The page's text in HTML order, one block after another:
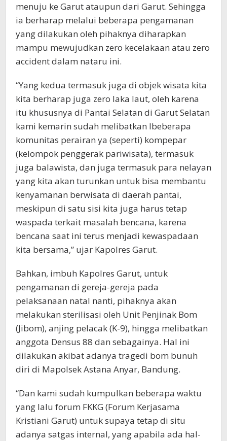
menuju ke Garut ataupun dari Garut. Sehingga
ia berharap melalui beberapa pengamanan
yang dilakukan oleh pihaknya diharapkan
mampu mewujudkan zero kecelakaan atau zero
accident dalam nataru ini.
“Yang kedua termasuk juga di objek wisata kita
kita berharap juga zero laka laut, oleh karena
itu khususnya di Pantai Selatan di Garut Selatan
kami kemarin sudah melibatkan lbeberapa
komunitas perairan ya (seperti) kompepar
(kelompok penggerak pariwisata), termasuk
juga balawista, dan juga termasuk para nelayan
yang kita akan turunkan untuk bisa membantu
kenyamanan berwisata di daerah pantai,
meskipun di satu sisi kita juga harus tetap
waspada terkait masalah bencana, karena
bencana saat ini terus menjadi kewaspadaan
kita bersama,” ujar Kapolres Garut.
Bahkan, imbuh Kapolres Garut, untuk
pengamanan di gereja-gereja pada
pelaksanaan natal nanti, pihaknya akan
melakukan sterilisasi oleh Unit Penjinak Bom
(Jibom), anjing pelacak (K-9), hingga melibatkan
anggota Densus 88 dan sebagainya. Hal ini
dilakukan akibat adanya tragedi bom bunuh
diri di Mapolsek Astana Anyar, Bandung.
“Dan kami sudah kumpulkan beberapa waktu
yang lalu forum FKKG (Forum Kerjasama
Kristiani Garut) untuk supaya tetap di situ
adanya satgas internal, yang apabila ada hal-